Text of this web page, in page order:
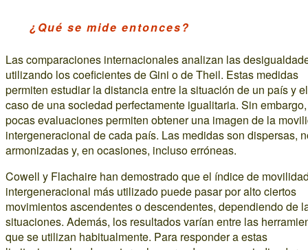
¿Qué se mide entonces?
Las comparaciones internacionales analizan las
utilizando los coeficientes de Gini o de Theil. Estas medidas
permiten estudiar la distancia entre la situación de un país y el
caso de una sociedad perfectamente igualitaria. Sin embargo,
pocas evaluaciones permiten obtener una imagen de la
intergeneracional de cada país. Las medidas son dispersas,
armonizadas y, en ocasiones, incluso erróneas.
Cowell y Flachaire han demostrado que el índice de
intergeneracional más utilizado puede pasar por alto ciertos
movimientos ascendentes o descendentes, dependiendo de
situaciones. Además, los resultados varían entre las
que se utilizan habitualmente. Para responder a estas